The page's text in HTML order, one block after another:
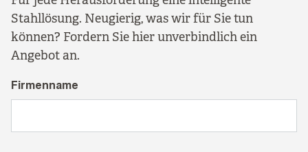
Stahllösung. Neugierig, was wir für Sie tun
können? Fordern Sie hier unverbindlich ein
Angebot an.
Firmenname